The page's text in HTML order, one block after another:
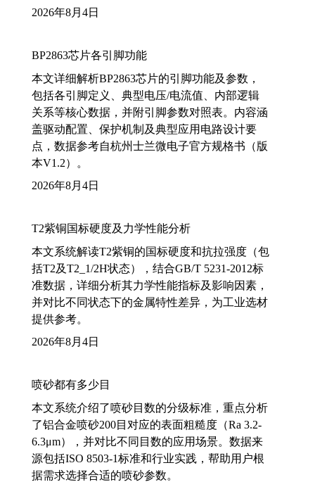
2026年8月4日
BP2863芯片各引脚功能
本文详细解析BP2863芯片的引脚功能及参数，
包括各引脚定义、典型电压/电流值、内部逻辑
关系等核心数据，并附引脚参数对照表。内容涵
盖驱动配置、保护机制及典型应用电路设计要
点，数据参考自杭州士兰微电子官方规格书（版
本V1.2）。
2026年8月4日
T2紫铜国标硬度及力学性能分析
本文系统解读T2紫铜的国标硬度和抗拉强度（包
括T2及T2_1/2H状态），结合GB/T 5231-2012标
准数据，详细分析其力学性能指标及影响因素，
并对比不同状态下的金属特性差异，为工业选材
提供参考。
2026年8月4日
喷砂都有多少目
本文系统介绍了喷砂目数的分级标准，重点分析
了铝合金喷砂200目对应的表面粗糙度（Ra 3.2-
6.3μm），并对比不同目数的应用场景。数据来
源包括ISO 8503-1标准和行业实践，帮助用户根
据需求选择合适的喷砂参数。